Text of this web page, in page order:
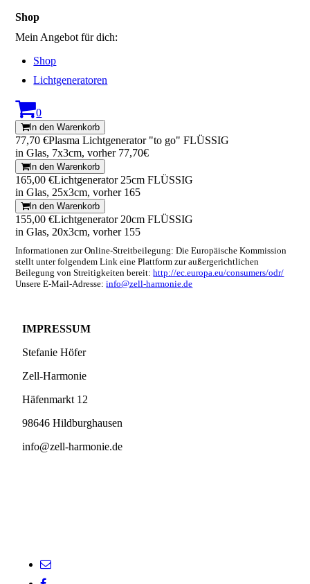
Shop
Mein Angebot für dich:
Shop
Lichtgeneratoren
0
In den Warenkorb
77,70 €Plasma Lichtgenerator "to go" FLÜSSIG
in Glas, 7x3cm, vorher 77,70€
In den Warenkorb
165,00 €Lichtgenerator 25cm FLÜSSIG
in Glas, 25x3cm, vorher 165
In den Warenkorb
155,00 €Lichtgenerator 20cm FLÜSSIG
in Glas, 20x3cm, vorher 155
Informationen zur Online-Streitbeilegung: Die Europäische Kommission
stellt unter folgendem Link eine Plattform zur außergerichtlichen
Beilegung von Streitigkeiten bereit:http://ec.europa.eu/consumers/odr/
Unsere E-Mail-Adresse:info@zell-harmonie.de
IMPRESSUM
Stefanie Höfer
Zell-Harmonie
Häfenmarkt 12
98646 Hildburghausen
info@zell-harmonie.de